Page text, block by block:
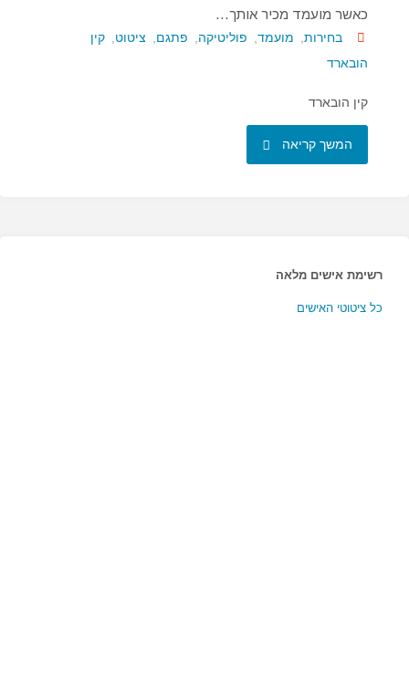
כאשר מועמד מכיר אותך…
בחירות, מועמד, פוליטיקה, פתגם, ציטוט, קין
הובארד
קין הובארד
המשך קריאה "כאשר
רשימת אישים מלאה
כל ציטוטי האישים